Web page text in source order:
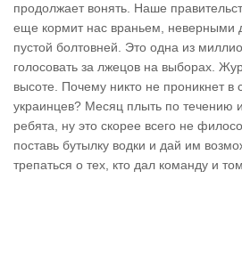
продолжает вонять. Наше
еще кормит нас враньем, неверными
пустой болтовней. Это одна из
голосовать за лжецов на выборах.
высоте. Почему никто не проникнет в
украинцев? Месяц плыть по течению
ребята, ну это скорее всего не
поставь бутылку водки и дай им
трепаться о тех, кто дал команду и